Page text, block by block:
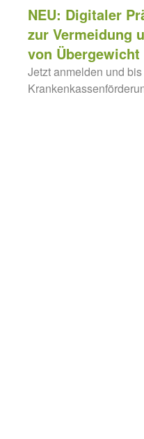
NEU: Digitaler
zur Vermeidung
von Übergewicht
Jetzt anmelden und